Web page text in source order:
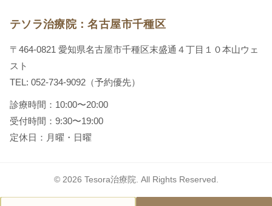
テソラ治療院：名古屋市千種区
〒464-0821 愛知県名古屋市千種区末盛通４丁目１０本山ウェ
スト
TEL: 052-734-9092（予約優先）
診療時間：10:00〜20:00
受付時間：9:30〜19:00
定休日：月曜・日曜
© 2026 Tesora治療院. All Rights Reserved.